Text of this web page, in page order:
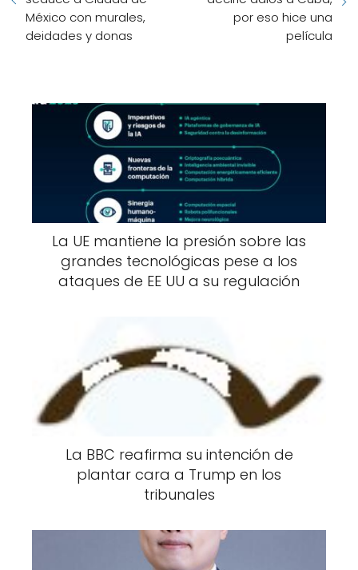
México con murales,
deidades y donas
por eso hice una
película
La UE mantiene la presión sobre las
grandes tecnológicas pese a los
ataques de EE UU a su regulación
La BBC reafirma su intención de
plantar cara a Trump en los
tribunales